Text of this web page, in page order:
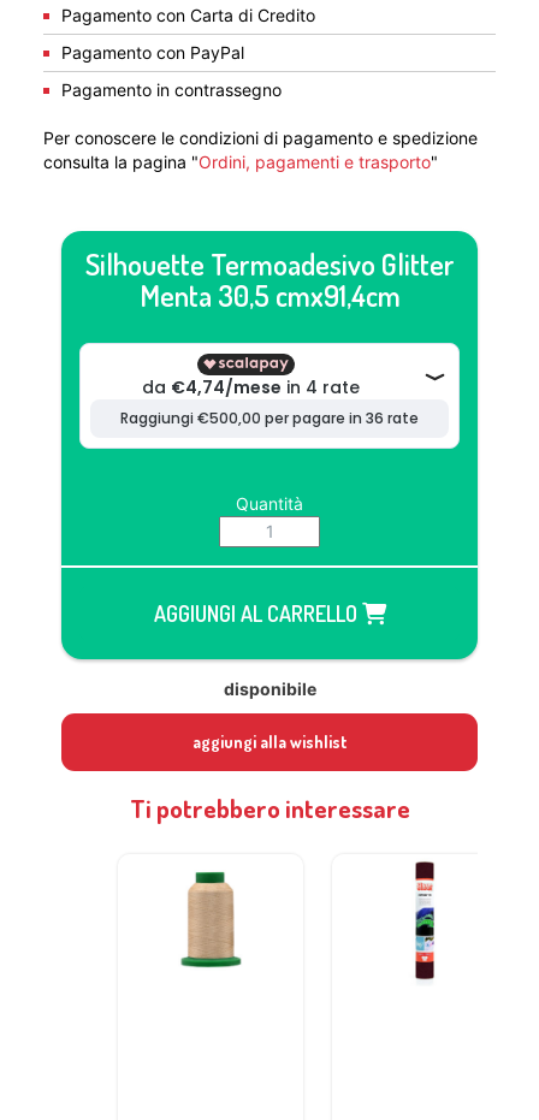
Pagamento con Carta di Credito
Pagamento con PayPal
Pagamento in contrassegno
Per conoscere le condizioni di pagamento e spedizione
consulta la pagina "Ordini, pagamenti e trasporto"
Silhouette Termoadesivo Glitter
Menta 30,5 cmx91,4cm
Quantità
AGGIUNGI AL CARRELLO
disponibile
aggiungi alla wishlist
Ti potrebbero interessare